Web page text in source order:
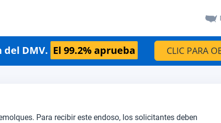
del DMV. El 99.2% aprueba CLIC PARA
Para recibir este endoso, los solicitantes deben